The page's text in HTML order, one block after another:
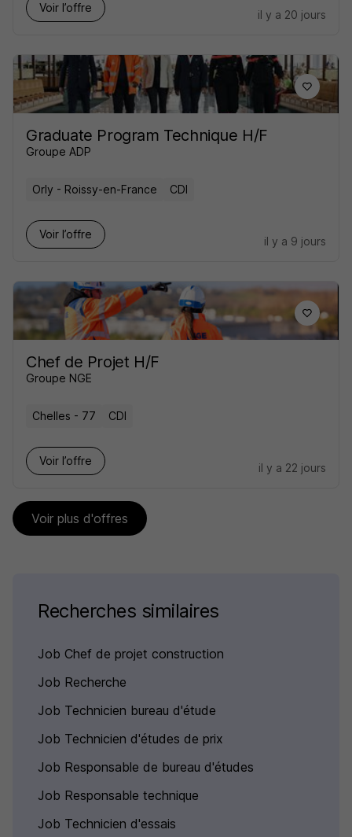
Voir l’offre
il y a 20 jours
Graduate Program Technique H/F
Groupe ADP
Orly - Roissy-en-France CDI
Voir l’offre
il y a 9 jours
Chef de Projet H/F
Groupe NGE
Chelles - 77 CDI
Voir l’offre
il y a 22 jours
Voir plus d'offres
Recherches similaires
Job Chef de projet construction
Job Recherche
Job Technicien bureau d'étude
Job Technicien d'études de prix
Job Responsable de bureau d'études
Job Responsable technique
Job Technicien d'essais